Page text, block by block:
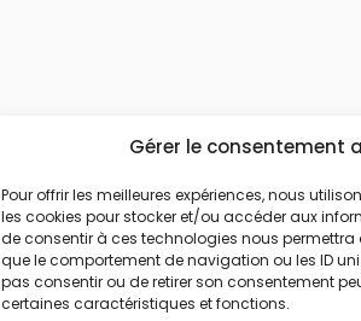
Gérer le consentement
Pour offrir les meilleures expériences, nous
les cookies pour stocker et/ou accéder aux
de consentir à ces technologies nous permettra
que le comportement de navigation ou les ID
pas consentir ou de retirer son consentement
certaines caractéristiques et fonctions.